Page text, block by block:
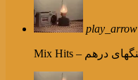
play_arrow